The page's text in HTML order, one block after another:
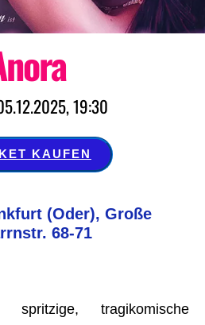
19:30
KAUFEN
(Oder), Große
68-71
tragikomische